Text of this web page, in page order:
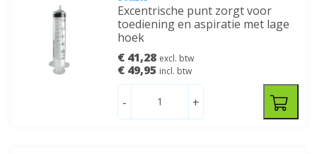
Excentrische punt zorgt voor
toediening en aspiratie met lage
hoek
€ 41,28 excl. btw
€ 49,95 incl. btw
- +